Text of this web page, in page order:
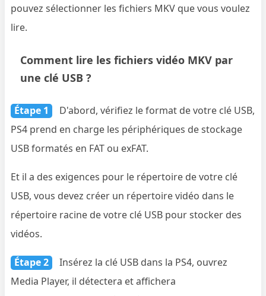
pouvez sélectionner les fichiers MKV que vous voulez
lire.
Comment lire les fichiers vidéo MKV par
une clé USB ?
Étape 1
D'abord, vérifiez le format de votre clé USB,
PS4 prend en charge les périphériques de stockage
USB formatés en FAT ou exFAT.
Et il a des exigences pour le répertoire de votre clé
USB, vous devez créer un répertoire vidéo dans le
répertoire racine de votre clé USB pour stocker des
vidéos.
Étape 2
Insérez la clé USB dans la PS4, ouvrez
Media Player, il détectera et affichera